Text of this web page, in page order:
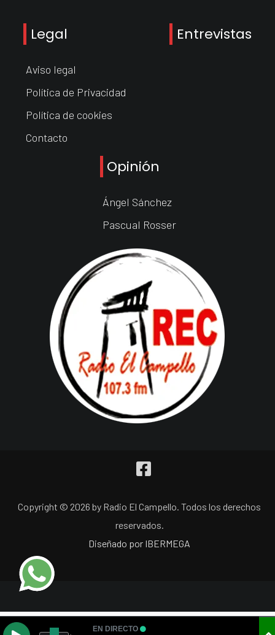
Legal
Aviso legal
Política de Privacidad
Política de cookies
Contacto
Entrevistas
Opinión
Ángel Sánchez
Pascual Rosser
Copyright © 2026 by Radio El Campello. Todos los derechos
reservados.
Diseñado por IBERMEGA
EN DIRECTO